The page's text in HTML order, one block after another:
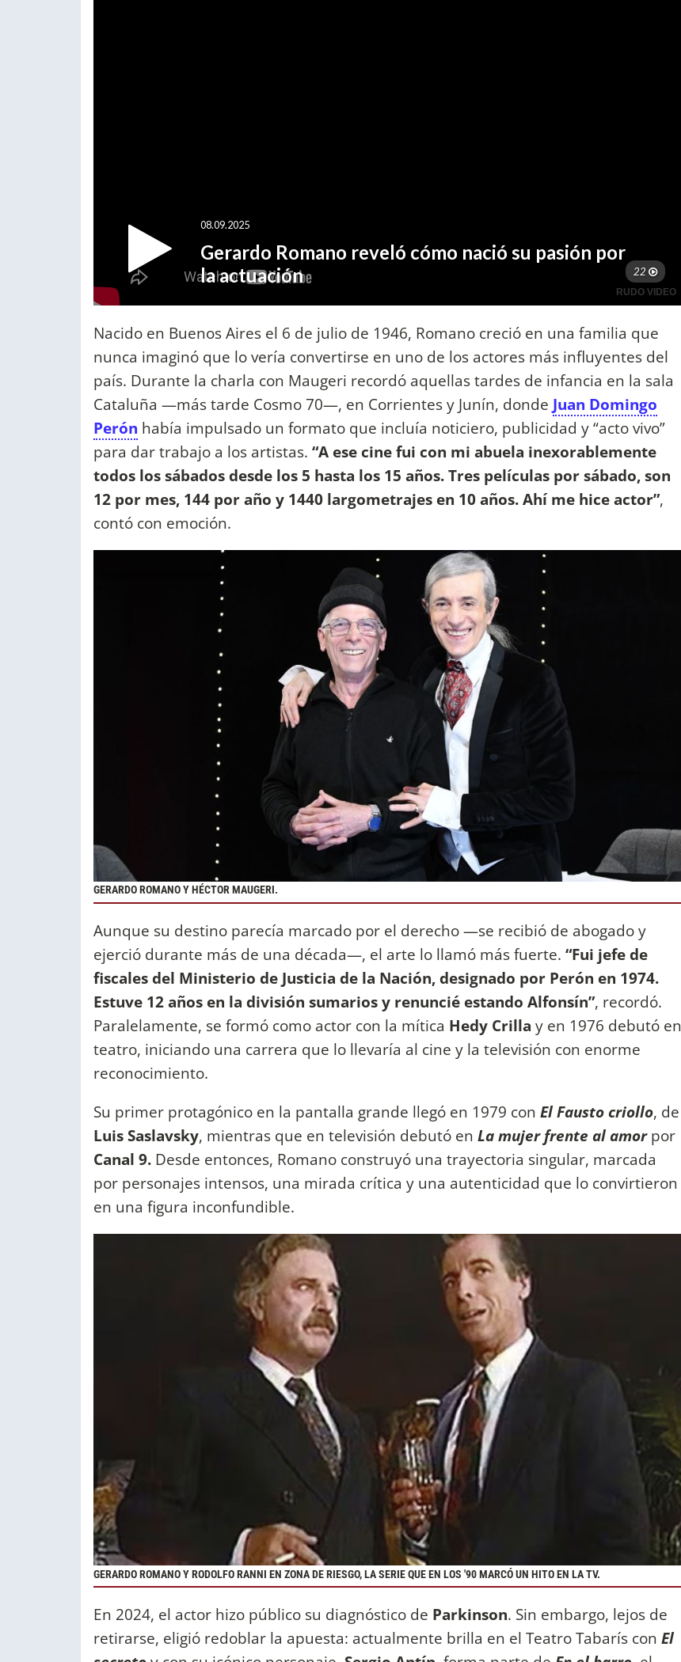
Nacido en Buenos Aires el 6 de julio de 1946, Romano creció en una familia que
nunca imaginó que lo vería convertirse en uno de los actores más influyentes del
país. Durante la charla con Maugeri recordó aquellas tardes de infancia en la sala
Cataluña —más tarde Cosmo 70—, en Corrientes y Junín, donde Juan Domingo
Perón había impulsado un formato que incluía noticiero, publicidad y “acto vivo”
para dar trabajo a los artistas. “A ese cine fui con mi abuela inexorablemente
todos los sábados desde los 5 hasta los 15 años. Tres películas por sábado, son
12 por mes, 144 por año y 1440 largometrajes en 10 años. Ahí me hice actor”,
contó con emoción.
GERARDO ROMANO Y HÉCTOR MAUGERI.
Aunque su destino parecía marcado por el derecho —se recibió de abogado y
ejerció durante más de una década—, el arte lo llamó más fuerte. “Fui jefe de
fiscales del Ministerio de Justicia de la Nación, designado por Perón en 1974.
Estuve 12 años en la división sumarios y renuncié estando Alfonsín”, recordó.
Paralelamente, se formó como actor con la mítica Hedy Crilla y en 1976 debutó en
teatro, iniciando una carrera que lo llevaría al cine y la televisión con enorme
reconocimiento.
Su primer protagónico en la pantalla grande llegó en 1979 con El Fausto criollo, de
Luis Saslavsky, mientras que en televisión debutó en La mujer frente al amorpor
Canal 9. Desde entonces, Romano construyó una trayectoria singular, marcada
por personajes intensos, una mirada crítica y una autenticidad que lo convirtieron
en una figura inconfundible.
GERARDO ROMANO Y RODOLFO RANNI EN ZONA DE RIESGO, LA SERIE QUE EN LOS '90 MARCÓ UN HITO EN LA TV.
En 2024, el actor hizo público su diagnóstico de Parkinson. Sin embargo, lejos de
retirarse, eligió redoblar la apuesta: actualmente brilla en el Teatro Tabarís con El